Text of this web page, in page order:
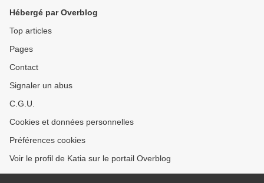
Hébergé par Overblog
Top articles
Pages
Contact
Signaler un abus
C.G.U.
Cookies et données personnelles
Préférences cookies
Voir le profil de Katia sur le portail Overblog